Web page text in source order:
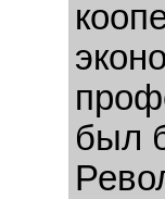
был